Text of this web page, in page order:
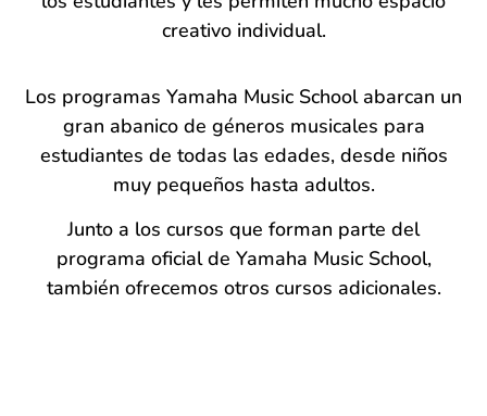
creativo individual.
Los programas Yamaha Music School abarcan un
gran abanico de géneros musicales para
estudiantes de todas las edades, desde niños
muy pequeños hasta adultos.
Junto a los cursos que forman parte del
programa oficial de Yamaha Music School,
también ofrecemos otros cursos adicionales.